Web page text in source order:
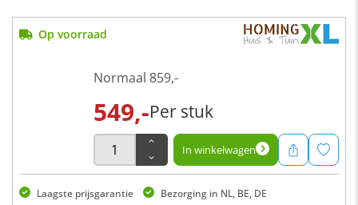
Op voorraad
Normaal 859,-
549,-Per stuk
In winkelwagen
Laagste prijsgarantie
Bezorging in NL, BE, DE